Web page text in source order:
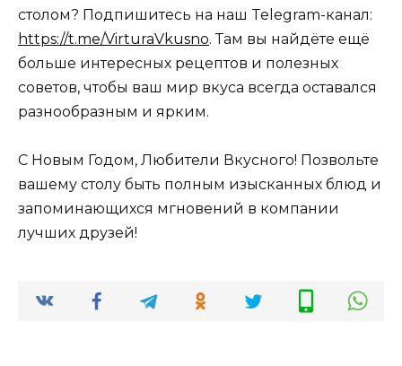
столом? Подпишитесь на наш Telegram-канал:
https://t.me/VirturaVkusno. Там вы найдёте ещё
больше интересных рецептов и полезных
советов, чтобы ваш мир вкуса всегда оставался
разнообразным и ярким.
С Новым Годом, Любители Вкусного! Позвольте
вашему столу быть полным изысканных блюд и
запоминающихся мгновений в компании
лучших друзей!